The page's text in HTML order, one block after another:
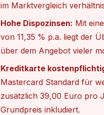
im Marktvergleich
Hohe Dispozinsen: Mit
von 11,35 % p.a. liegt der
über dem Angebot vieler
Kreditkarte
Mastercard Standard für
zusätzlich 39,00 Euro pro
Grundpreis inkludiert.